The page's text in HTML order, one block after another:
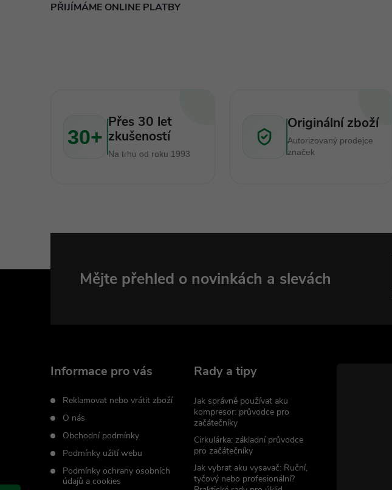
PŘIJÍMÁME ONLINE PLATBY
í
k
v
u
30+
Přes 30 let
zkušeností
Na trhu od roku 1993
Originální zboží
Autorizovaný prodejce
značek
Mějte přehled o novinkách a slevách
Informace pro vás
Reklamovat nebo vrátit zboží
O nás
Obchodní podmínky
Podmínky užití webu
Podmínky ochrany osobních
údajů a cookies
Rady a tipy
Jak správně používat aku
kompresor: průvodce pro
začátečníky
Cirkulárka: základní průvodce
pro začátečníky
Jak vybrat aku vysavač: Ruční,
tyčový nebo profesionální?